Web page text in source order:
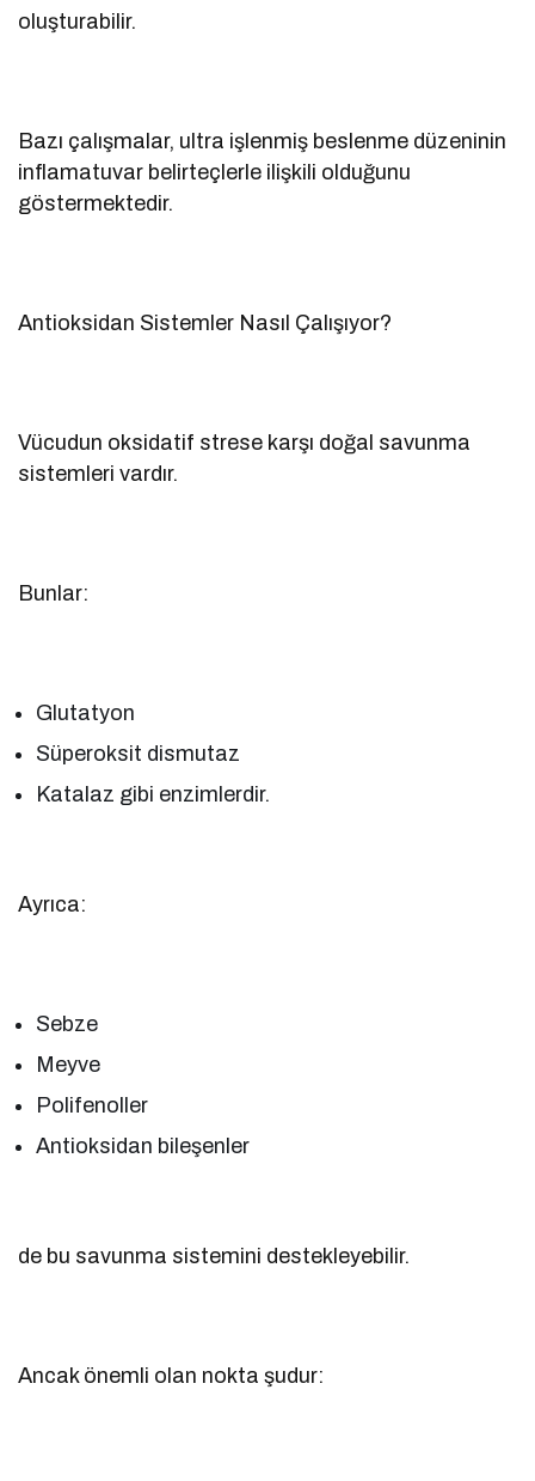
oluşturabilir.
Bazı çalışmalar, ultra işlenmiş beslenme düzeninin
inflamatuvar belirteçlerle ilişkili olduğunu
göstermektedir.
Antioksidan Sistemler Nasıl Çalışıyor?
Vücudun oksidatif strese karşı doğal savunma
sistemleri vardır.
Bunlar:
Glutatyon
Süperoksit dismutaz
Katalaz gibi enzimlerdir.
Ayrıca:
Sebze
Meyve
Polifenoller
Antioksidan bileşenler
de bu savunma sistemini destekleyebilir.
Ancak önemli olan nokta şudur: